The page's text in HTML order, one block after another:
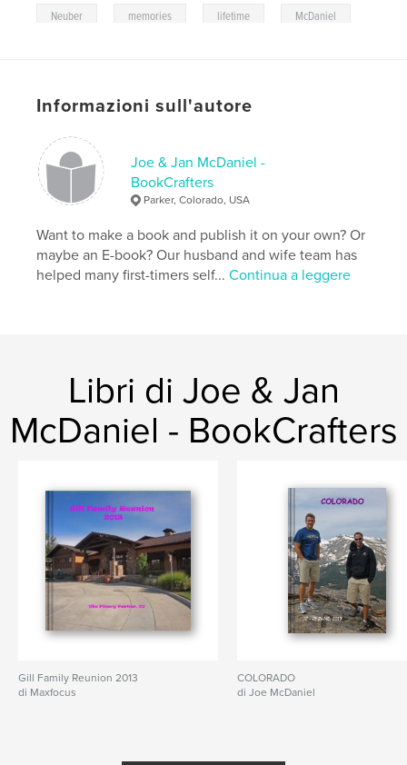
Neuber memories lifetime McDaniel
Informazioni sull'autore
Joe & Jan McDaniel -
BookCrafters
Parker, Colorado, USA
Want to make a book and publish it on your own? Or
maybe an E-book? Our husband and wife team has
helped many first-timers self...Continua a leggere
Libri di Joe & Jan
McDaniel - BookCrafters
Gill Family Reunion 2013
di Maxfocus
COLORADO
di Joe McDaniel